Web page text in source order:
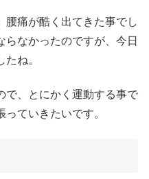
腰痛が酷く出てきた事でし
らなかったのですが、今日
ね。
で、とにかく運動する事で
ていきたいです。